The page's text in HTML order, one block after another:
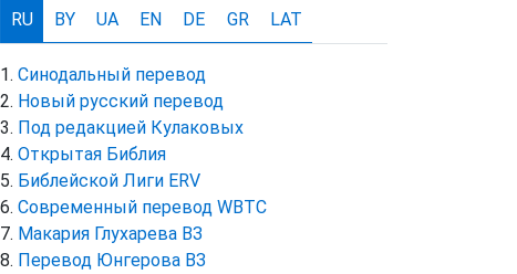
RU BY UA EN DE GR LAT
Синодальный перевод
Новый русский перевод
Под редакцией Кулаковых
Открытая Библия
Библейской Лиги ERV
Cовременный перевод WBTC
Макария Глухарева ВЗ
Перевод Юнгерова ВЗ